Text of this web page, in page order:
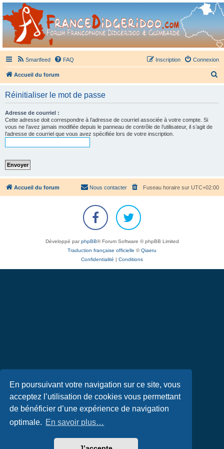
En poursuivant votre navigation sur ce site, vous
acceptez l’utilisation de cookies vous permettant
de bénéficier d’une expérience de navigation
optimale. En savoir plus…
France Didgeridoo
Didgeridoo et Guimbarde sur France Didgeridoo - retrouvez la communauté.
Smartfeed FAQ Connexion
Inscription
Accueil du forum
Réinitialiser le mot de passe
Adresse de courriel :
Cette adresse doit correspondre à l’adresse de courriel associée à votre compte. Si
vous ne l’avez jamais modifiée depuis le panneau de contrôle de l’utilisateur, il s’agit de
l’adresse de courriel que vous avez spécifiée lors de votre inscription.
Accueil du forum Fuseau horaire sur UTC+02:00
Nous contacter
Développé parphpBB® Forum Software © phpBB Limited
Traduction française officielle ©Qiaeru
Confidentialité
Conditions